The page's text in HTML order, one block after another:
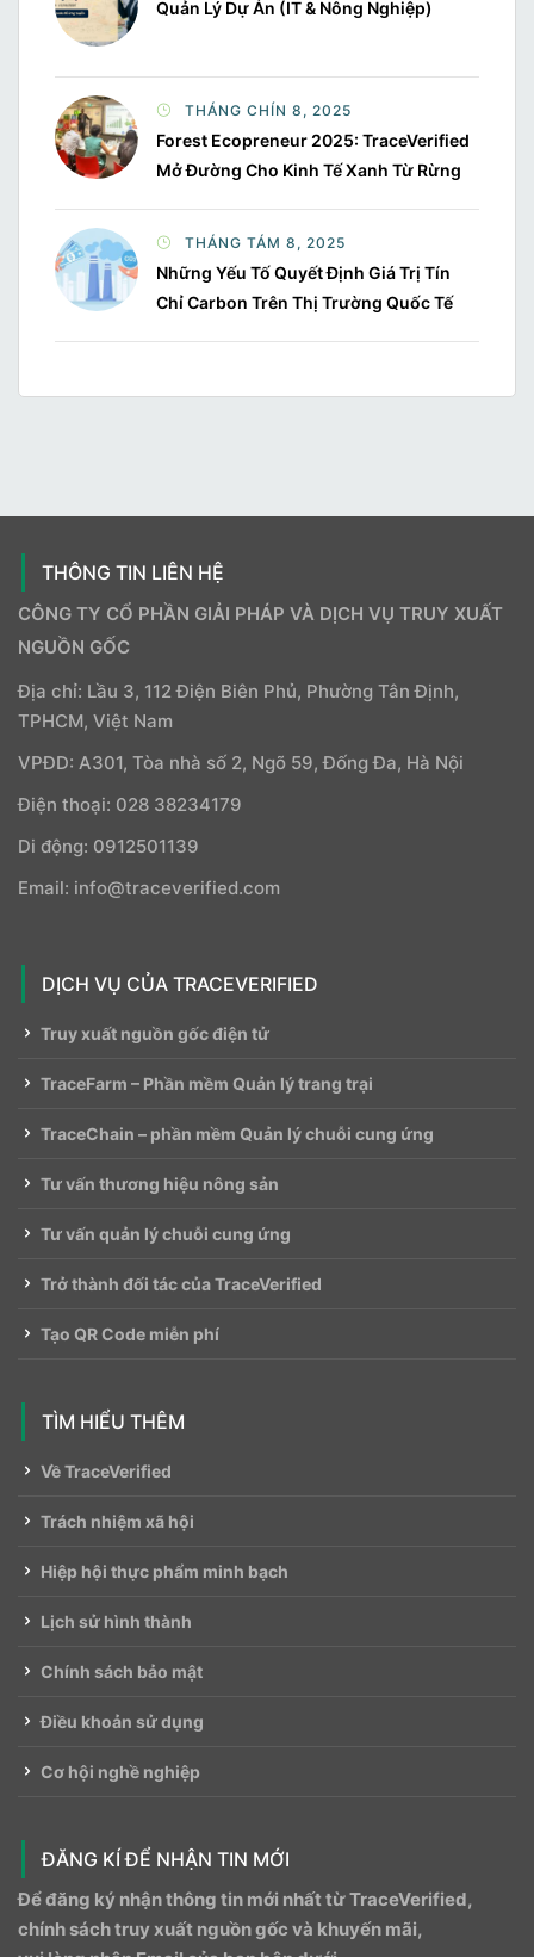
Quản Lý Dự Án (IT & Nông Nghiệp)
THÁNG CHÍN 8, 2025
Forest Ecopreneur 2025: TraceVerified
Mở Đường Cho Kinh Tế Xanh Từ Rừng
THÁNG TÁM 8, 2025
Những Yếu Tố Quyết Định Giá Trị Tín
Chỉ Carbon Trên Thị Trường Quốc Tế
THÔNG TIN LIÊN HỆ
CÔNG TY CỔ PHẦN GIẢI PHÁP VÀ DỊCH VỤ TRUY XUẤT
NGUỒN GỐC
Địa chỉ: Lầu 3, 112 Điện Biên Phủ, Phường Tân Định,
TPHCM, Việt Nam
VPĐD: A301, Tòa nhà số 2, Ngõ 59, Đống Đa, Hà Nội
Điện thoại: 028 38234179
Di động: 0912501139
Email: info@traceverified.com
DỊCH VỤ CỦA TRACEVERIFIED
Truy xuất nguồn gốc điện tử
TraceFarm – Phần mềm Quản lý trang trại
TraceChain – phần mềm Quản lý chuỗi cung ứng
Tư vấn thương hiệu nông sản
Tư vấn quản lý chuỗi cung ứng
Trở thành đối tác của TraceVerified
Tạo QR Code miễn phí
TÌM HIỂU THÊM
Về TraceVerified
Trách nhiệm xã hội
Hiệp hội thực phẩm minh bạch
Lịch sử hình thành
Chính sách bảo mật
Điều khoản sử dụng
Cơ hội nghề nghiệp
ĐĂNG KÍ ĐỂ NHẬN TIN MỚI
Để đăng ký nhận thông tin mới nhất từ ​​TraceVerified,
chính sách truy xuất nguồn gốc và khuyến mãi,